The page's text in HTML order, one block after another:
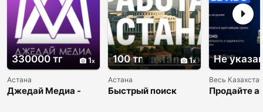
330000 тг 1
Астана
Джедай Медиа -
100 тг 1
Астана
Быстрый поиск
Не
Весь Казахстан
Продайте